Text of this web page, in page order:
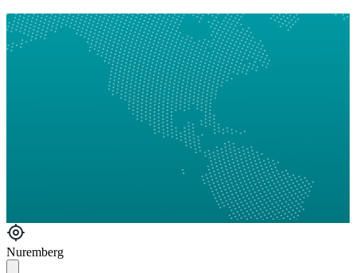
Nuremberg